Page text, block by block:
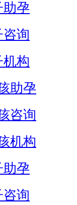
助孕
询
构
助孕
咨询
机构
助孕
询